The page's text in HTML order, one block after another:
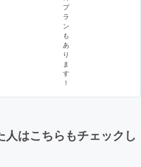
プ
ラ
ン
も
あ
り
ま
す
！
はこちらもチェックし